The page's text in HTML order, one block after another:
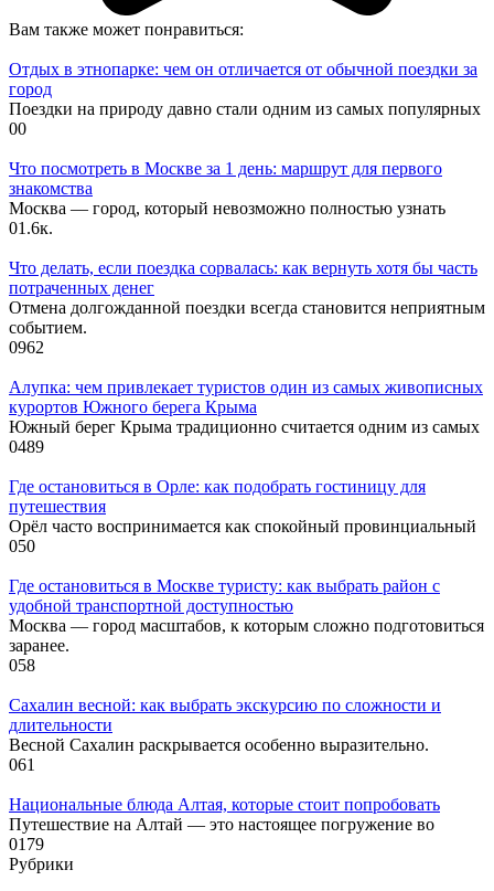
Вам также может понравиться:
Отдых в этнопарке: чем он отличается от обычной поездки за
город
Поездки на природу давно стали одним из самых популярных
00
Что посмотреть в Москве за 1 день: маршрут для первого
знакомства
Москва — город, который невозможно полностью узнать
01.6к.
Что делать, если поездка сорвалась: как вернуть хотя бы часть
потраченных денег
Отмена долгожданной поездки всегда становится неприятным
событием.
0962
Алупка: чем привлекает туристов один из самых живописных
курортов Южного берега Крыма
Южный берег Крыма традиционно считается одним из самых
0489
Где остановиться в Орле: как подобрать гостиницу для
путешествия
Орёл часто воспринимается как спокойный провинциальный
050
Где остановиться в Москве туристу: как выбрать район с
удобной транспортной доступностью
Москва — город масштабов, к которым сложно подготовиться
заранее.
058
Сахалин весной: как выбрать экскурсию по сложности и
длительности
Весной Сахалин раскрывается особенно выразительно.
061
Национальные блюда Алтая, которые стоит попробовать
Путешествие на Алтай — это настоящее погружение во
0179
Рубрики